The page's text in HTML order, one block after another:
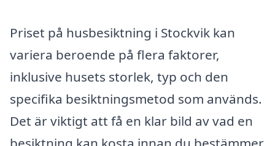
Priset på husbesiktning i Stockvik kan
variera beroende på flera faktorer,
inklusive husets storlek, typ och den
specifika besiktningsmetod som används.
Det är viktigt att få en klar bild av vad en